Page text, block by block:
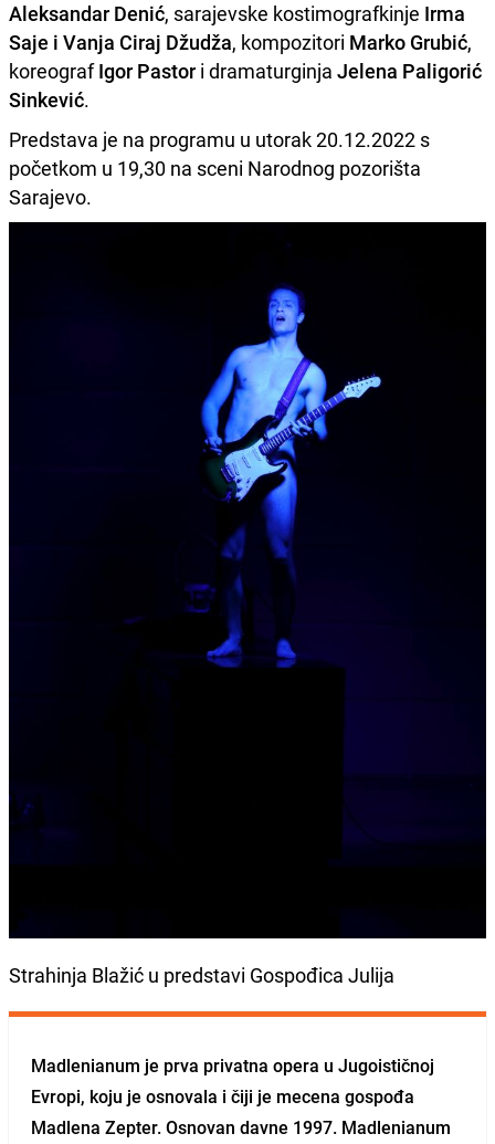
Aleksandar Denić, sarajevske kostimografkinje Irma
Saje i Vanja Ciraj Džudža, kompozitori Marko Grubić,
koreografIgor Pastor i dramaturginja Jelena Paligorić
Sinkević.
Predstava je na programu u utorak 20.12.2022 s
početkom u 19,30 na sceni Narodnog pozorišta
Sarajevo.
Strahinja Blažić u predstavi Gospođica Julija
Madlenianum je prva privatna opera u Jugoističnoj
Evropi, koju je osnovala i čiji je mecena gospođa
Madlena Zepter. Osnovan davne 1997. Madlenianum